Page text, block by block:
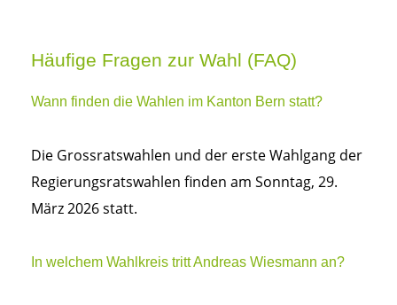
Häufige Fragen zur Wahl (FAQ)
Wann finden die Wahlen im Kanton Bern statt?
Die Grossratswahlen und der erste Wahlgang der
Regierungsratswahlen finden am Sonntag, 29.
März 2026 statt.
In welchem Wahlkreis tritt Andreas Wiesmann an?